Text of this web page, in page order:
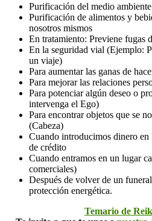
Purificación del medio
Purificación de alimentos y
nosotros mismos
En tratamiento: Previene fugas
En la seguridad vial (Ejemplo:
un viaje)
Para aumentar las ganas de
Para mejorar las relaciones
Para potenciar algún deseo o
intervenga el Ego)
Para encontrar objetos que se
(Cabeza)
Cuando introducimos dinero en
de crédito
Cuando entramos en un lugar
comerciales)
Después de volver de un
protección energética.
Temario de